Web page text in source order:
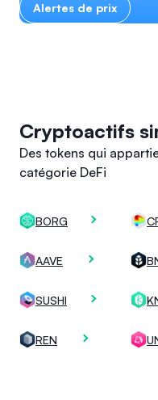
Alertes de prix
Cryptoactifs
Des tokens qui
catégorie DeFi
BORG
AAVE
SUSHI
REN